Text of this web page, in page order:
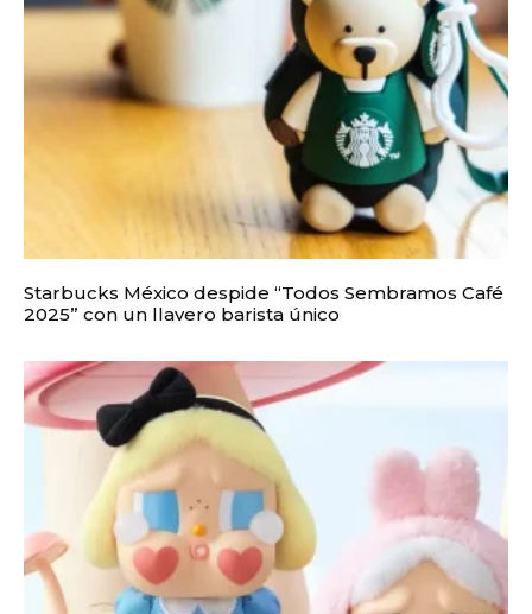
Starbucks México despide “Todos Sembramos Café
2025” con un llavero barista único